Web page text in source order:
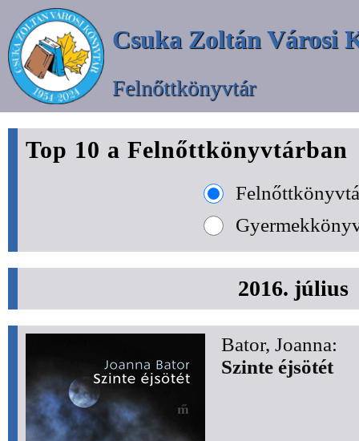
Csuka Zoltán Városi
Felnőttkönyvtár
Top 10 a Felnőttkönyvtárban
2016. július
Bator, Joanna:
Szinte éjsötét